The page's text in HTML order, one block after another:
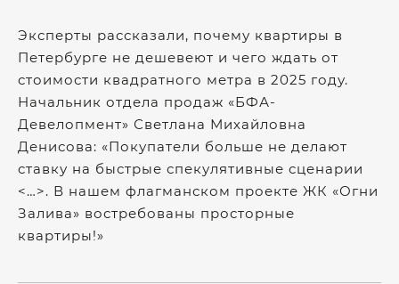
Эксперты рассказали, почему квартиры в
Петербурге не дешевеют и чего ждать от
стоимости квадратного метра в 2025 году.
Начальник отдела продаж «БФА-
Девелопмент» Светлана Михайловна
Денисова: «Покупатели больше не делают
ставку на быстрые спекулятивные сценарии
<…>. В нашем флагманском проекте ЖК «Огни
Залива» востребованы просторные
квартиры!»